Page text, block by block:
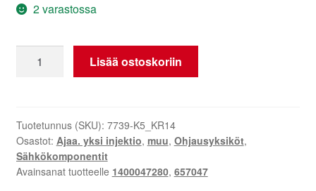
2 varastossa
ohjausyksikkö
1400047280
657047
määrä
Lisää ostoskoriin
Tuotetunnus (SKU): 7739-K5_KR14
Osastot: Ajaa. yksi injektio, muu, Ohjausyksiköt,
Sähkökomponentit
Avainsanat tuotteelle 1400047280, 657047